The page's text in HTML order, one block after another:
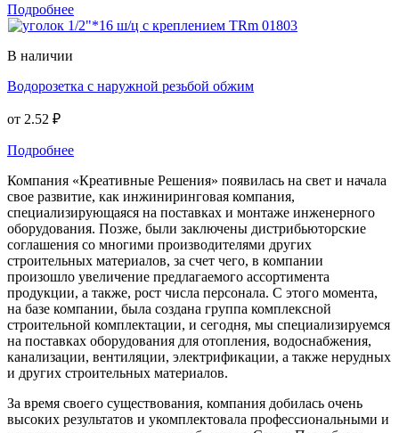
Подробнее
В наличии
Водорозетка с наружной резьбой обжим
от 2.52 ₽
Подробнее
Компания «Креативные Решения» появилась на свет и начала
свое развитие, как инжиниринговая компания,
специализирующаяся на поставках и монтаже инженерного
оборудования. Позже, были заключены дистрибьюторские
соглашения со многими производителями других
строительных материалов, за счет чего, в компании
произошло увеличение предлагаемого ассортимента
продукции, а также, рост числа персонала. С этого момента,
на базе компании, была создана группа комплексной
строительной комплектации, и сегодня, мы специализируемся
на поставках оборудования для отопления, водоснабжения,
канализации, вентиляции, электрификации, а также нерудных
и других строительных материалов.
За время своего существования, компания добилась очень
высоких результатов и укомплектовала профессиональными и